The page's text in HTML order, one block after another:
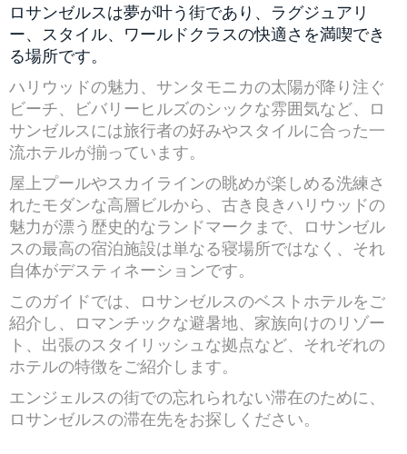
ロサンゼルスは夢が叶う街であり、ラグジュアリ
ー、スタイル、ワールドクラスの快適さを満喫でき
る場所です。
ハリウッドの魅力、サンタモニカの太陽が降り注ぐ
ビーチ、ビバリーヒルズのシックな雰囲気など、ロ
サンゼルスには旅行者の好みやスタイルに合った一
流ホテルが揃っています。
屋上プールやスカイラインの眺めが楽しめる洗練さ
れたモダンな高層ビルから、古き良きハリウッドの
魅力が漂う歴史的なランドマークまで、ロサンゼル
スの最高の宿泊施設は単なる寝場所ではなく、それ
自体がデスティネーションです。
このガイドでは、ロサンゼルスのベストホテルをご
紹介し、ロマンチックな避暑地、家族向けのリゾー
ト、出張のスタイリッシュな拠点など、それぞれの
ホテルの特徴をご紹介します。
エンジェルスの街での忘れられない滞在のために、
ロサンゼルスの滞在先をお探しください。